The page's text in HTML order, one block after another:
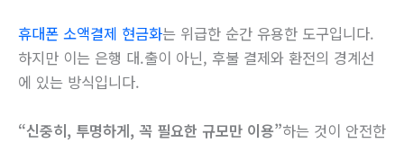
휴대폰 소액결제 현금화는 위급한 순간 유용한 도구입니다.
하지만 이는 은행 대.출이 아닌, 후불 결제와 환전의 경계선
에 있는 방식입니다.
“신중히, 투명하게, 꼭 필요한 규모만 이용”하는 것이 안전한